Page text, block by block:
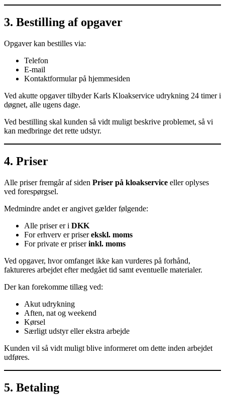
3. Bestilling af opgaver
Opgaver kan bestilles via:
Telefon
E-mail
Kontaktformular på hjemmesiden
Ved akutte opgaver tilbyder Karls Kloakservice udrykning 24 timer i
døgnet, alle ugens dage.
Ved bestilling skal kunden så vidt muligt beskrive problemet, så vi
kan medbringe det rette udstyr.
4. Priser
Alle priser fremgår af siden Priser på kloakservice eller oplyses
ved forespørgsel.
Medmindre andet er angivet gælder følgende:
Alle priser er i DKK
For erhverv er priserekskl. moms
For private er priserinkl. moms
Ved opgaver, hvor omfanget ikke kan vurderes på forhånd,
faktureres arbejdet efter medgået tid samt eventuelle materialer.
Der kan forekomme tillæg ved:
Akut udrykning
Aften, nat og weekend
Kørsel
Særligt udstyr eller ekstra arbejde
Kunden vil så vidt muligt blive informeret om dette inden arbejdet
udføres.
5. Betaling